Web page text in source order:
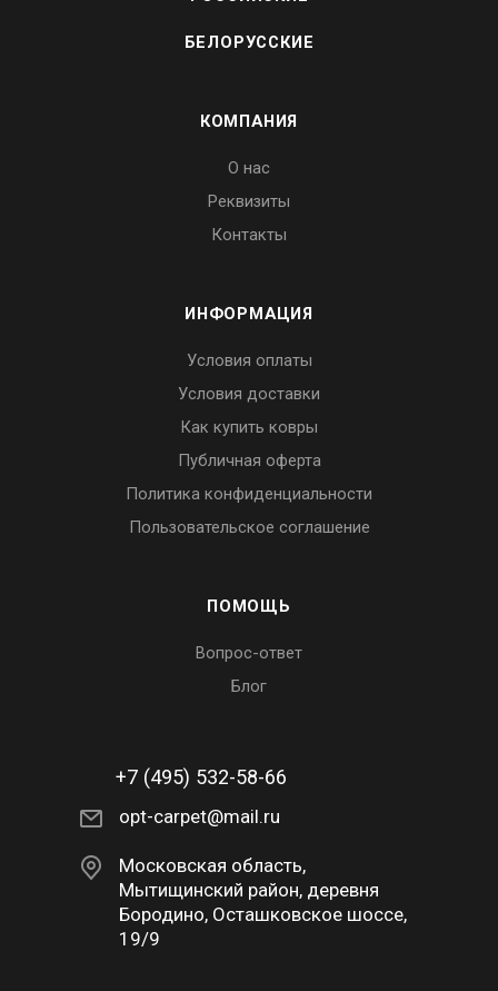
БЕЛОРУССКИЕ
КОМПАНИЯ
О нас
Реквизиты
Контакты
ИНФОРМАЦИЯ
Условия оплаты
Условия доставки
Как купить ковры
Публичная оферта
Политика конфиденциальности
Пользовательское соглашение
ПОМОЩЬ
Вопрос-ответ
Блог
+7 (495) 532-58-66
opt-carpet@mail.ru
Московская область,
Мытищинский район, деревня
Бородино, Осташковское шоссе,
19/9